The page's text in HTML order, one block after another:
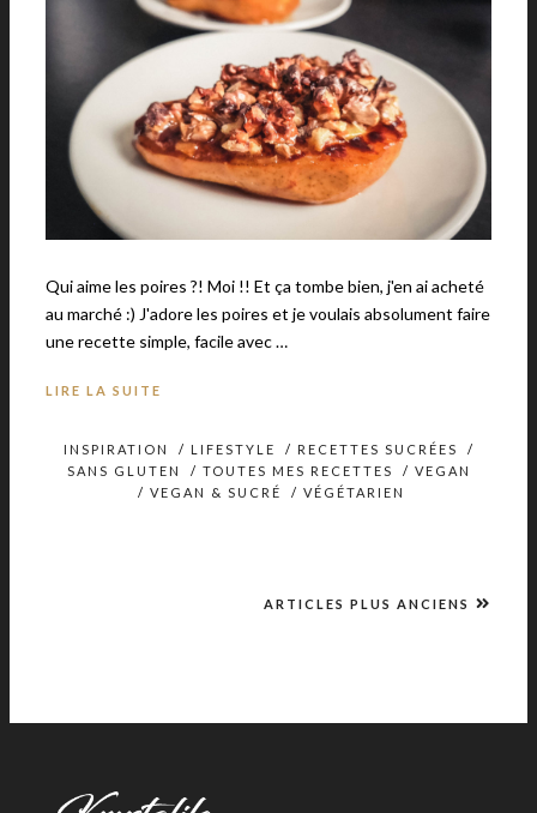
Qui aime les poires ?! Moi !! Et ça tombe bien, j'en ai acheté
au marché :) J'adore les poires et je voulais absolument faire
une recette simple, facile avec …
LIRE LA SUITE
INSPIRATION / LIFESTYLE / RECETTES SUCRÉES
/
SANS GLUTEN
/ TOUTES MES RECETTES / VEGAN
/ VEGAN & SUCRÉ / VÉGÉTARIEN
ARTICLES PLUS ANCIENS